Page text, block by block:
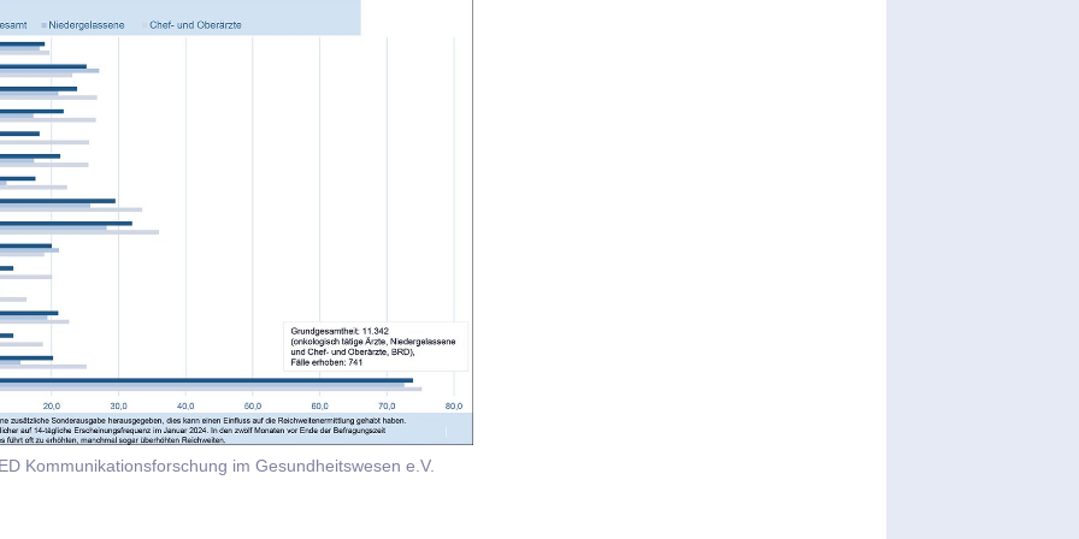
Kommunikationsforschung im Gesundheitswesen e.V.